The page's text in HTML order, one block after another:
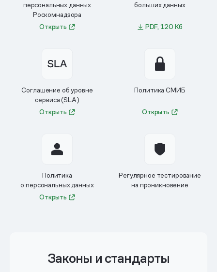
персональных данных
Роскомнадзора
Открыть
больших данных
PDF, 120 Кб
Соглашение об уровне
сервиса (SLA)
Открыть
Политика СМИБ
Открыть
Политика
о персональных данных
Открыть
Регулярное тестирование
на проникновение
Законы и стандарты